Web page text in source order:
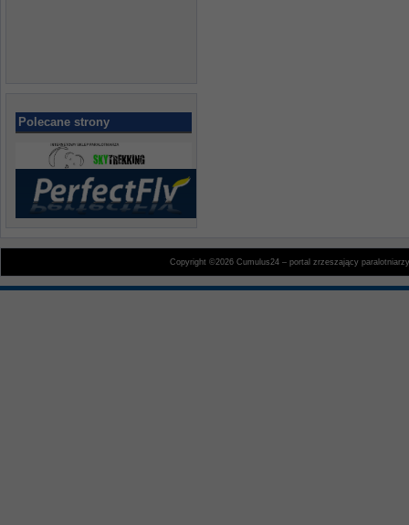
Polecane strony
Copyright ©2026 Cumulus24 – portal zrzeszający